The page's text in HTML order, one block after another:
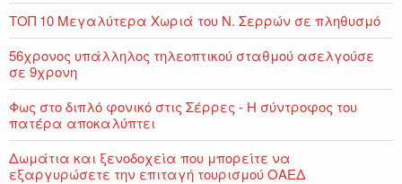
ΤΟΠ 10 Μεγαλύτερα Χωριά του Ν. Σερρών σε πληθυσμό
56χρονος υπάλληλος τηλεοπτικού σταθμού ασελγούσε
σε 9χρονη
Φως στο διπλό φονικό στις Σέρρες - Η σύντροφος του
πατέρα αποκαλύπτει
Δωμάτια και ξενοδοχεία που μπορείτε να
εξαργυρώσετε την επιταγή τουρισμού ΟΑΕΔ